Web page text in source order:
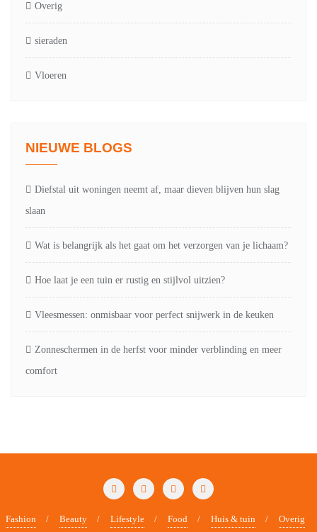
Overig
sieraden
Vloeren
NIEUWE BLOGS
Diefstal uit woningen neemt af, maar dieven blijven hun slag
slaan
Wat is belangrijk als het gaat om het verzorgen van je lichaam?
Hoe laat je een tuin er rustig en stijlvol uitzien?
Vleesmessen: onmisbaar voor perfect snijwerk in de keuken
Zonneschermen in de herfst voor minder verblinding en meer
comfort
Fashion Beauty Lifestyle Food Huis & tuin
Overig